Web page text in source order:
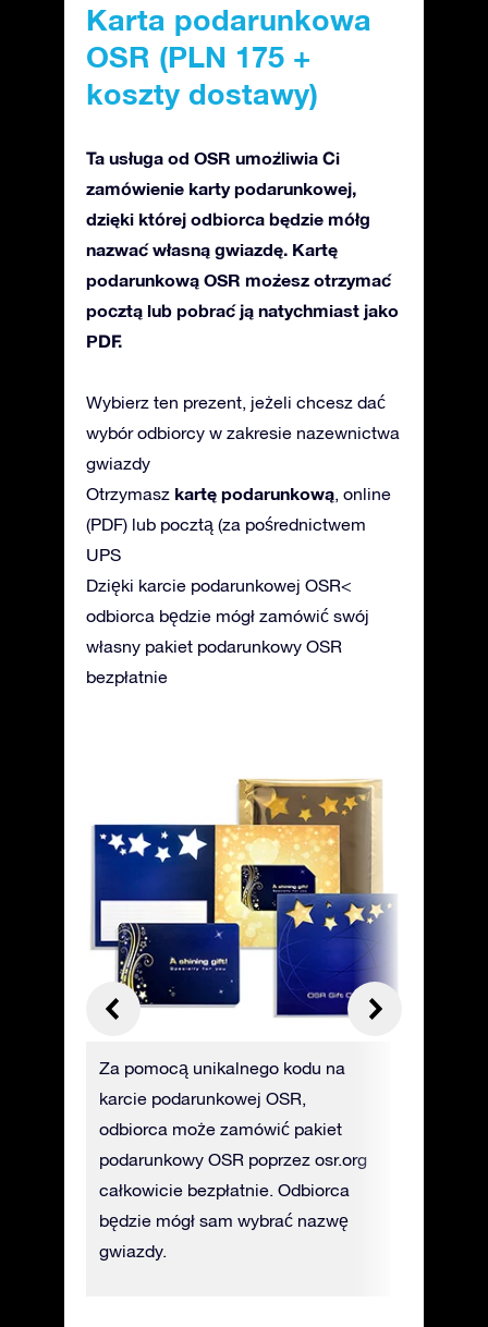
Karta podarunkowa
OSR (PLN 175 +
koszty dostawy)
Ta usługa od OSR umożliwia Ci
zamówienie karty podarunkowej,
dzięki której odbiorca będzie mółg
nazwać własną gwiazdę. Kartę
podarunkową OSR możesz otrzymać
pocztą lub pobrać ją natychmiast jako
PDF.
Wybierz ten prezent, jeżeli chcesz dać
wybór odbiorcy w zakresie nazewnictwa
gwiazdy
Otrzymasz kartę podarunkową, online
(PDF) lub pocztą (za pośrednictwem
UPS
Dzięki karcie podarunkowej OSR<
odbiorca będzie mógł zamówić swój
własny pakiet podarunkowy OSR
bezpłatnie
Za pomocą unikalnego kodu na
karcie podarunkowej OSR,
odbiorca może zamówić pakiet
podarunkowy OSR poprzez osr.org
całkowicie bezpłatnie. Odbiorca
będzie mógł sam wybrać nazwę
gwiazdy.